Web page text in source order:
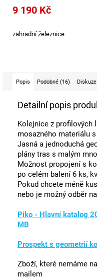
9 190 Kč
zahradní železnice
Popis Podobné (16) Diskuze
Detailní popis
Kolejnice z profilových
mosazného materiálu
Jasná a jednoduchá
plány tras s malým
Možnost propojení s
po celém balení 6 ks,
Pokud chcete méně
nebo je možný odběr
Piko - Hlavní katalog
MB
Prospekt s geometrií
Zboží, které nemáme
mailem